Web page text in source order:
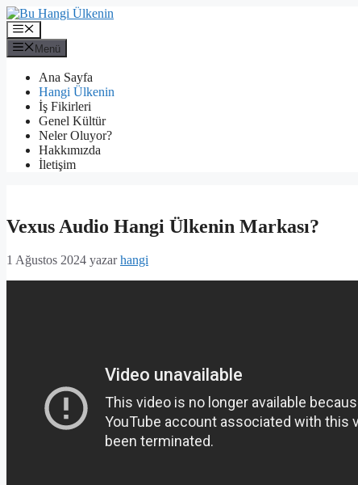
İçeriğe
atla
Menü
Menü
Ana Sayfa
Hangi Ülkenin
İş Fikirleri
Genel Kültür
Neler Oluyor?
Hakkımızda
İletişim
Vexus Audio Hangi Ülkenin Markası?
1 Ağustos 2024 yazarhangi